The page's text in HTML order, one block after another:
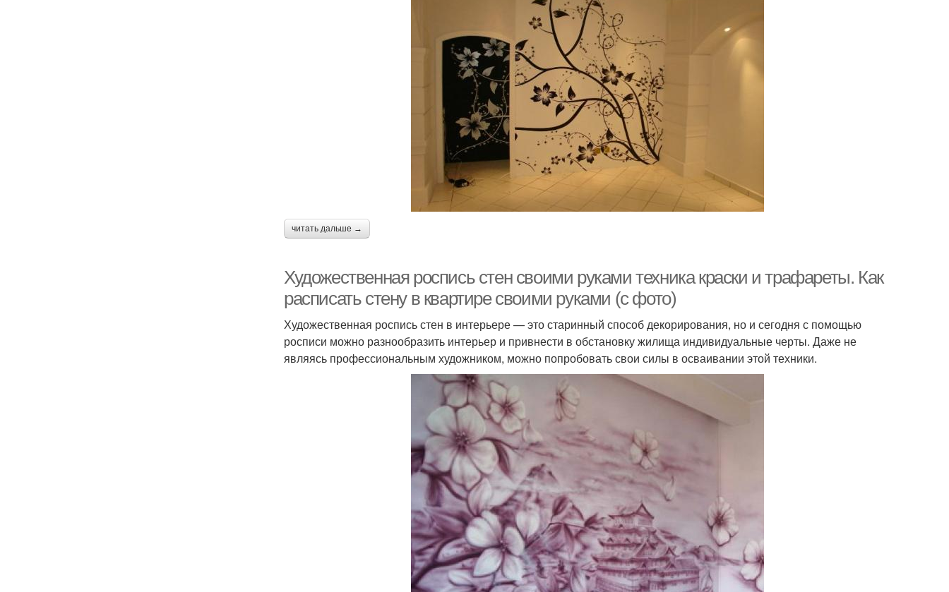
читать дальше →
Художественная роспись стен своими руками техника краски и трафареты. Как
расписать стену в квартире своими руками (с фото)
Художественная роспись стен в интерьере — это старинный способ декорирования, но и сегодня с помощью
росписи можно разнообразить интерьер и привнести в обстановку жилища индивидуальные черты. Даже не
являясь профессиональным художником, можно попробовать свои силы в осваивании этой техники.